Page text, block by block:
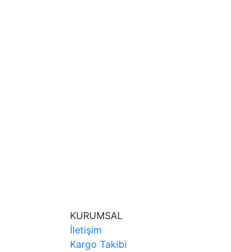
KURUMSAL
İletişim
Kargo Takibi